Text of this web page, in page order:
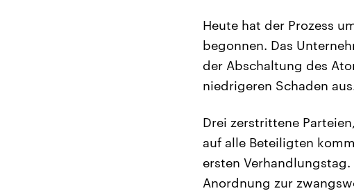
Heute hat der Prozess
begonnen. Das
der Abschaltung des
niedrigeren Schaden
Drei zerstrittene
auf alle Beteiligten
ersten
Anordnung zur